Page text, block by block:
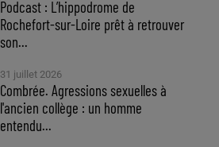
Podcast : L’hippodrome de
Rochefort-sur-Loire prêt à retrouver
son...
31 juillet 2026
Combrée. Agressions sexuelles à
l'ancien collège : un homme
entendu...